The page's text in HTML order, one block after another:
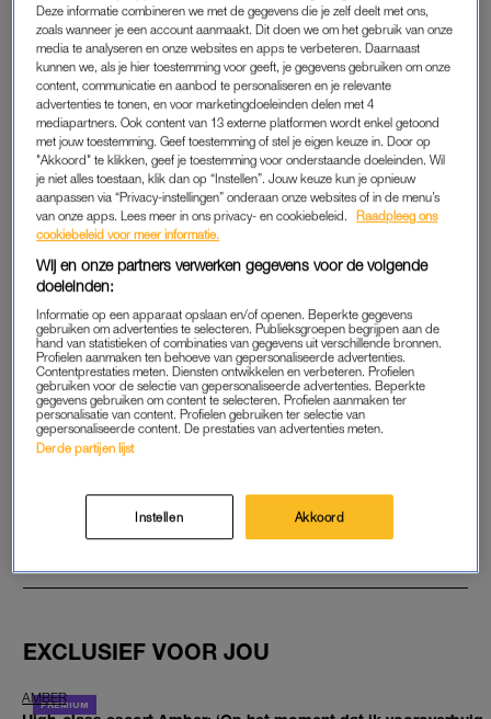
PREMIUM
Krijg onbeperkt toegang tot alle
artikelen
Lees LINDA.magazine online
Geniet van te gekke winacties en
lekkere puzzels
Maandelijks opzegbaar
START GRATIS MAAND
Daarna €5,95 per maand
Al abonnee? Log in
GOED ARTIKEL? DELEN MAAR.
EXCLUSIEF VOOR JOU
AMBER
Deze informatie combineren we met de gegevens die je zelf deelt met ons,
zoals wanneer je een account aanmaakt. Dit doen we om het gebruik van onze
media te analyseren en onze websites en apps te verbeteren. Daarnaast
kunnen we, als je hier toestemming voor geeft, je gegevens gebruiken om onze
content, communicatie en aanbod te personaliseren en je relevante
advertenties te tonen, en voor marketingdoeleinden delen met 4
mediapartners. Ook content van 13 externe platformen wordt enkel getoond
met jouw toestemming. Geef toestemming of stel je eigen keuze in. Door op
"Akkoord" te klikken, geef je toestemming voor onderstaande doeleinden. Wil
je niet alles toestaan, klik dan op “Instellen”. Jouw keuze kun je opnieuw
aanpassen via “Privacy-instellingen” onderaan onze websites of in de menu’s
van onze apps. Lees meer in ons privacy- en cookiebeleid.
Raadpleeg ons
cookiebeleid voor meer informatie.
Wij en onze partners verwerken gegevens voor de volgende
doeleinden:
Informatie op een apparaat opslaan en/of openen. Beperkte gegevens
gebruiken om advertenties te selecteren. Publieksgroepen begrijpen aan de
hand van statistieken of combinaties van gegevens uit verschillende bronnen.
Profielen aanmaken ten behoeve van gepersonaliseerde advertenties.
Contentprestaties meten. Diensten ontwikkelen en verbeteren. Profielen
gebruiken voor de selectie van gepersonaliseerde advertenties. Beperkte
gegevens gebruiken om content te selecteren. Profielen aanmaken ter
personalisatie van content. Profielen gebruiken ter selectie van
gepersonaliseerde content. De prestaties van advertenties meten.
Derde partijen lijst
Instellen Akkoord